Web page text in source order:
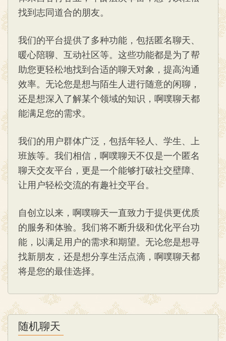
找到志同道合的朋友。
我们的平台提供了多种功能，包括匿名聊天、
暖心陪聊、互动社区等。这些功能都是为了帮
助您更轻松地找到合适的聊天对象，提高沟通
效率。无论您是想与陌生人进行随意的闲聊，
还是想深入了解某个领域的知识，啊噗聊天都
能满足您的需求。
我们的用户群体广泛，包括年轻人、学生、上
班族等。我们相信，啊噗聊天不仅是一个匿名
聊天交友平台，更是一个能够打破社交壁障、
让用户轻松交流的有趣社交平台。
自创立以来，啊噗聊天一直致力于提供更优质
的服务和体验。我们将不断升级和优化平台功
能，以满足用户的需求和期望。无论您是想寻
找新朋友，还是想分享生活点滴，啊噗聊天都
将是您的最佳选择。
随机聊天